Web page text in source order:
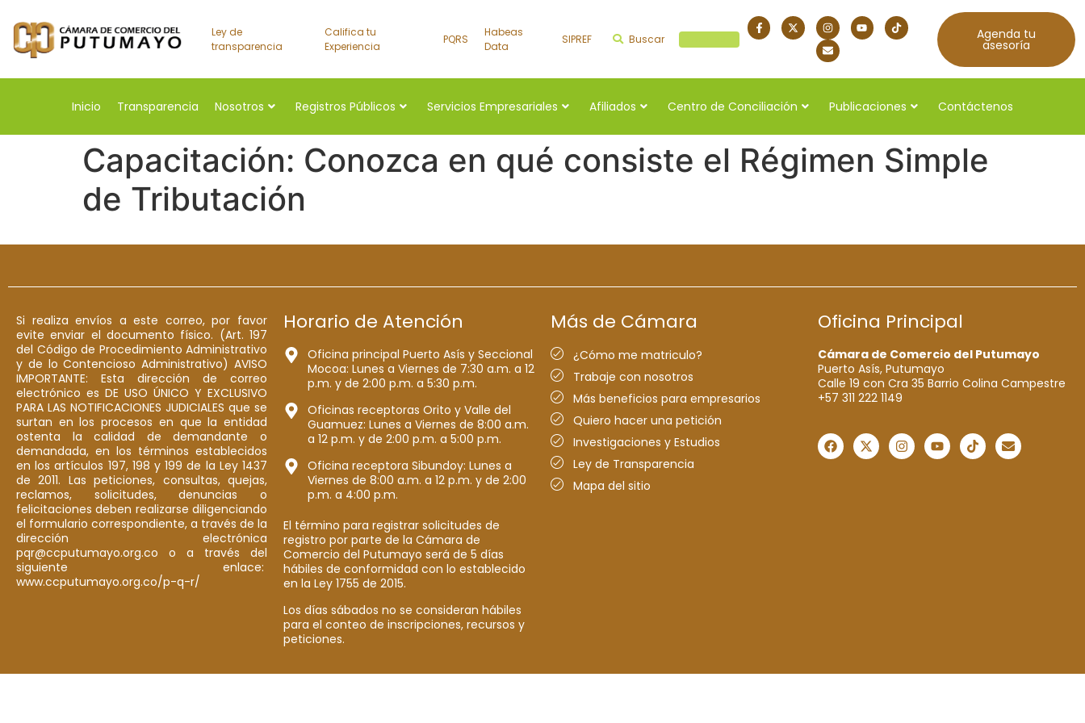
Ley de
transparencia
Califica tu
Experiencia
PQRS
Habeas
Data
SIPREF Buscar Agenda tu
asesoría
Inicio Transparencia Nosotros Registros Públicos Servicios Empresariales Afiliados Centro de Conciliación Publicaciones Contáctenos
Capacitación: Conozca en qué consiste el Régimen Simple
de Tributación
Si realiza envíos a este correo, por favor
evite enviar el documento físico. (Art. 197
del Código de Procedimiento Administrativo
y de lo Contencioso Administrativo) AVISO
IMPORTANTE: Esta dirección de correo
electrónico es DE USO ÚNICO Y EXCLUSIVO
PARA LAS NOTIFICACIONES JUDICIALES que se
surtan en los procesos en que la entidad
ostenta la calidad de demandante o
demandada, en los términos establecidos
en los artículos 197, 198 y 199 de la Ley 1437
de 2011. Las peticiones, consultas, quejas,
reclamos, solicitudes, denuncias o
felicitaciones deben realizarse diligenciando
el formulario correspondiente, a través de la
dirección electrónica
pqr@ccputumayo.org.co o a través del
siguiente enlace:
www.ccputumayo.org.co/p-q-r/
Horario de Atención
Oficina principal Puerto Asís y Seccional
Mocoa: Lunes a Viernes de 7:30 a.m. a 12
p.m. y de 2:00 p.m. a 5:30 p.m.
Oficinas receptoras Orito y Valle del
Guamuez: Lunes a Viernes de 8:00 a.m.
a 12 p.m. y de 2:00 p.m. a 5:00 p.m.
Oficina receptora Sibundoy: Lunes a
Viernes de 8:00 a.m. a 12 p.m. y de 2:00
p.m. a 4:00 p.m.
El término para registrar solicitudes de
registro por parte de la Cámara de
Comercio del Putumayo será de 5 días
hábiles de conformidad con lo establecido
en la Ley 1755 de 2015.
Los días sábados no se consideran hábiles
para el conteo de inscripciones, recursos y
peticiones.
Más de Cámara
¿Cómo me matriculo?
Trabaje con nosotros
Más beneficios para empresarios
Quiero hacer una petición
Investigaciones y Estudios
Ley de Transparencia
Mapa del sitio
Oficina Principal
Cámara de Comercio del Putumayo
Puerto Asís, Putumayo
Calle 19 con Cra 35 Barrio Colina Campestre
+57 311 222 1149